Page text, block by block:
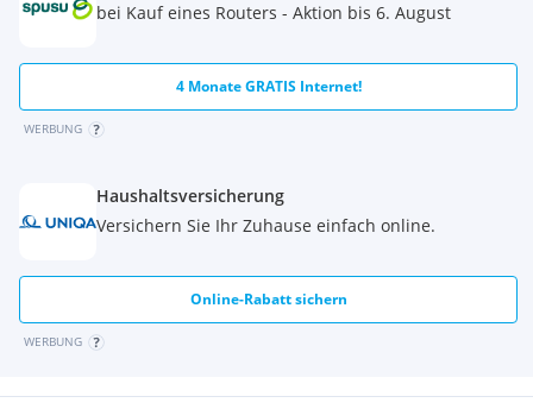
bei Kauf eines Routers - Aktion bis 6. August
4 Monate GRATIS Internet!
WERBUNG
Haushaltsversicherung
Versichern Sie Ihr Zuhause einfach online.
Online-Rabatt sichern
WERBUNG